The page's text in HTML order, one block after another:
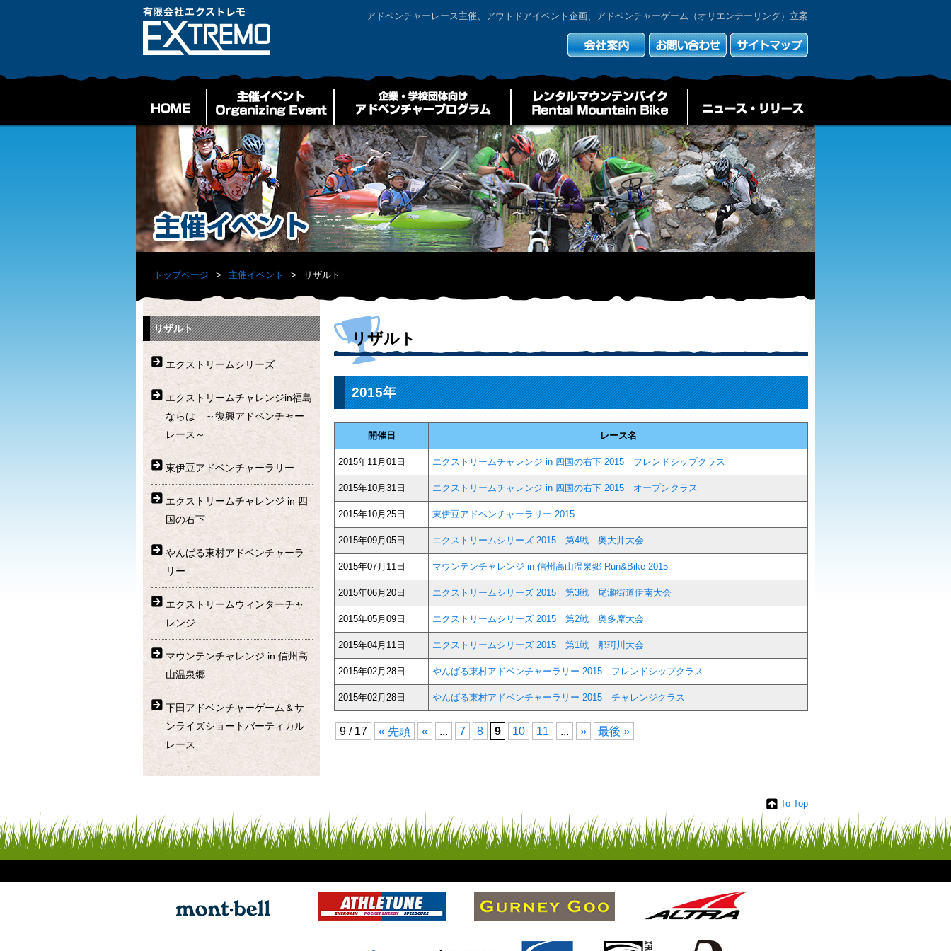
アドベンチャーレース主催、アウトドアイベント企画、アドベンチャーゲーム（オリエンテーリング）立案
トップページ 主催イベント リザルト
リザルト
エクストリームシリーズ
エクストリームチャレンジin福島
ならは ～復興アドベンチャー
レース～
東伊豆アドベンチャーラリー
エクストリームチャレンジ in 四
国の右下
やんばる東村アドベンチャーラ
リー
エクストリームウィンターチャ
レンジ
マウンテンチャレンジ in 信州高
山温泉郷
下田アドベンチャーゲーム＆サ
ンライズショートバーティカル
レース
リザルト
2015年
開催日 レース名
2015年11月01日 エクストリームチャレンジ in 四国の右下 2015 フレンドシップクラス
2015年10月31日 エクストリームチャレンジ in 四国の右下 2015 オープンクラス
2015年10月25日 東伊豆アドベンチャーラリー 2015
2015年09月05日 エクストリームシリーズ 2015 第4戦 奥大井大会
2015年07月11日 マウンテンチャレンジ in 信州高山温泉郷 Run&Bike 2015
2015年06月20日 エクストリームシリーズ 2015 第3戦 尾瀬街道伊南大会
2015年05月09日 エクストリームシリーズ 2015 第2戦 奥多摩大会
2015年04月11日 エクストリームシリーズ 2015 第1戦 那珂川大会
2015年02月28日 やんばる東村アドベンチャーラリー 2015 フレンドシップクラス
2015年02月28日 やんばる東村アドベンチャーラリー 2015 チャレンジクラス
9 / 17 « 先頭 « ... 7 8 9 10 11 ... » 最後 »
To Top